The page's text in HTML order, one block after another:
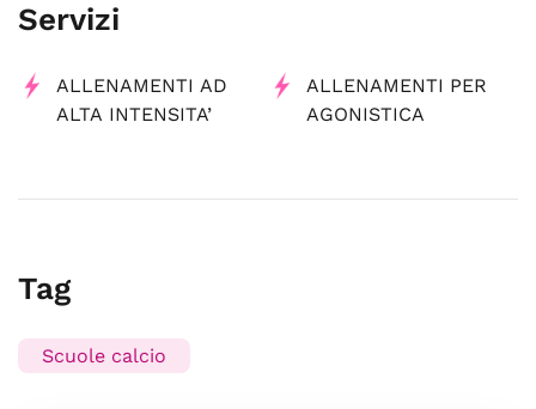
Servizi
ALLENAMENTI AD
ALTA INTENSITA’
ALLENAMENTI PER
AGONISTICA
Tag
Scuole calcio